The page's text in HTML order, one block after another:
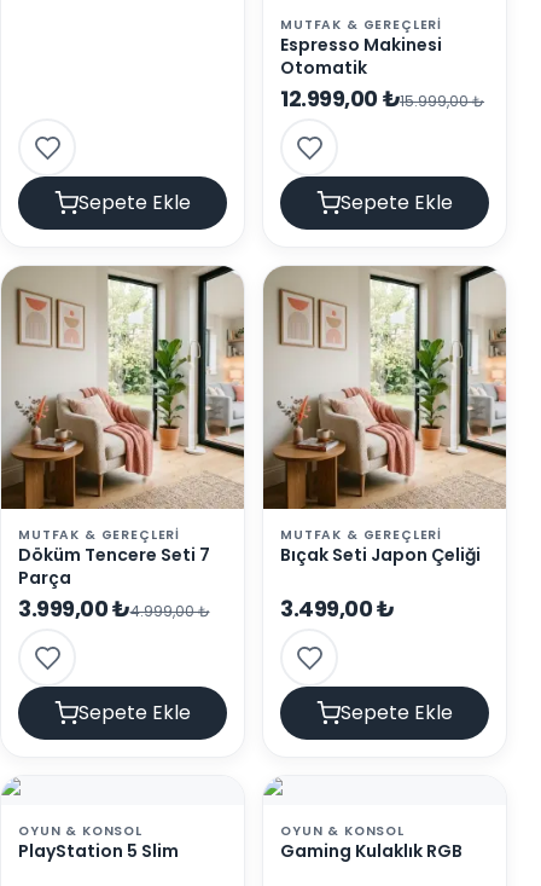
Sepete Ekle
MUTFAK & GEREÇLERI
Espresso Makinesi
Otomatik
12.999,00 ₺15.999,00 ₺
Sepete Ekle
MUTFAK & GEREÇLERI
Döküm Tencere Seti 7
Parça
3.999,00 ₺4.999,00 ₺
Sepete Ekle
MUTFAK & GEREÇLERI
Bıçak Seti Japon Çeliği
3.499,00 ₺
Sepete Ekle
OYUN & KONSOL
PlayStation 5 Slim
OYUN & KONSOL
Gaming Kulaklık RGB